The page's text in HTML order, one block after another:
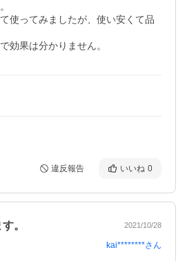
使ってみましたが、使い安くて品
効果は分かりません。
違反報告 いいね 0
。 2021/10/28
kai********さん